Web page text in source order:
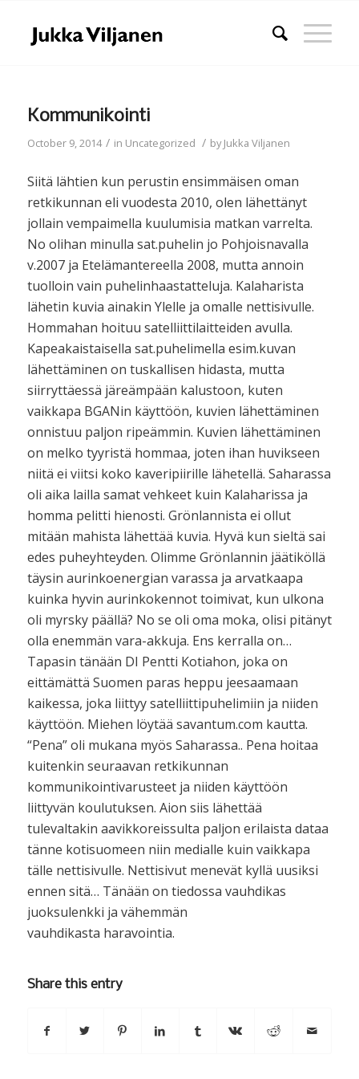
Kommunikointi
October 9, 2014 / in Uncategorized / byJukka Viljanen
Siitä lähtien kun perustin ensimmäisen oman
retkikunnan eli vuodesta 2010, olen lähettänyt
jollain vempaimella kuulumisia matkan varrelta.
No olihan minulla sat.puhelin jo Pohjoisnavalla
v.2007 ja Etelämantereella 2008, mutta annoin
tuolloin vain puhelinhaastatteluja. Kalaharista
lähetin kuvia ainakin Ylelle ja omalle nettisivulle.
Hommahan hoituu satelliittilaitteiden avulla.
Kapeakaistaisella sat.puhelimella esim.kuvan
lähettäminen on tuskallisen hidasta, mutta
siirryttäessä järeämpään kalustoon, kuten
vaikkapa BGANin käyttöön, kuvien lähettäminen
onnistuu paljon ripeämmin. Kuvien lähettäminen
on melko tyyristä hommaa, joten ihan huvikseen
niitä ei viitsi koko kaveripiirille lähetellä. Saharassa
oli aika lailla samat vehkeet kuin Kalaharissa ja
homma pelitti hienosti. Grönlannista ei ollut
mitään mahista lähettää kuvia. Hyvä kun sieltä sai
edes puheyhteyden. Olimme Grönlannin jäätiköllä
täysin aurinkoenergian varassa ja arvatkaapa
kuinka hyvin aurinkokennot toimivat, kun ulkona
oli myrsky päällä? No se oli oma moka, olisi pitänyt
olla enemmän vara-akkuja. Ens kerralla on…
Tapasin tänään DI Pentti Kotiahon, joka on
eittämättä Suomen paras heppu jeesaamaan
kaikessa, joka liittyy satelliittipuhelimiin ja niiden
käyttöön. Miehen löytää savantum.com kautta.
“Pena” oli mukana myös Saharassa.. Pena hoitaa
kuitenkin seuraavan retkikunnan
kommunikointivarusteet ja niiden käyttöön
liittyvän koulutuksen. Aion siis lähettää
tulevaltakin aavikkoreissulta paljon erilaista dataa
tänne kotisuomeen niin medialle kuin vaikkapa
tälle nettisivulle. Nettisivut menevät kyllä uusiksi
ennen sitä… Tänään on tiedossa vauhdikas
juoksulenkki ja vähemmän
vauhdikasta haravointia.
Share this entry